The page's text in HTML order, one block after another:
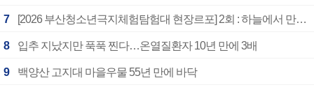
7 [2026 부산청소년극지체험탐험대 현장르포] 2회 : 하늘에서 만난 얼음의 나라
8 입추 지났지만 푹푹 찐다…온열질환자 10년 만에 3배
9 백양산 고지대 마을우물 55년 만에 바닥